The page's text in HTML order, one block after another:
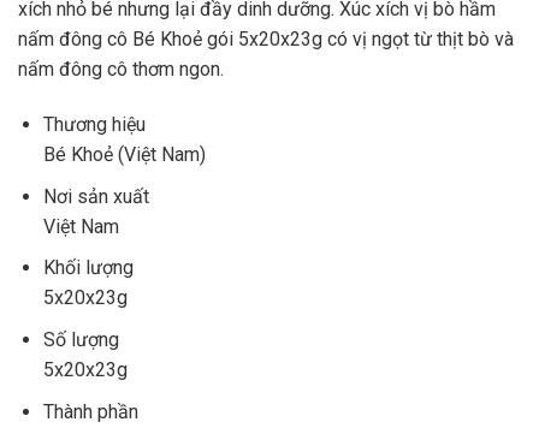
xích nhỏ bé nhưng lại đầy dinh dưỡng. Xúc xích vị bò hầm
nấm đông cô Bé Khoẻ gói 5x20x23g có vị ngọt từ thịt bò và
nấm đông cô thơm ngon.
Thương hiệu
Bé Khoẻ (Việt Nam)
Nơi sản xuất
Việt Nam
Khối lượng
5x20x23g
Số lượng
5x20x23g
Thành phần